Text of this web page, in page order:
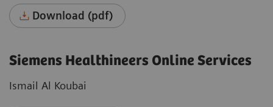
Download (pdf)
Siemens Healthineers Online Services
Ismail Al Koubai